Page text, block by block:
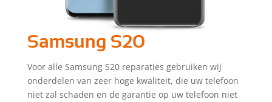
Samsung S20
Voor alle Samsung S20 reparaties gebruiken wij
onderdelen van zeer hoge kwaliteit, die uw telefoon
niet zal schaden en de garantie op uw telefoon niet